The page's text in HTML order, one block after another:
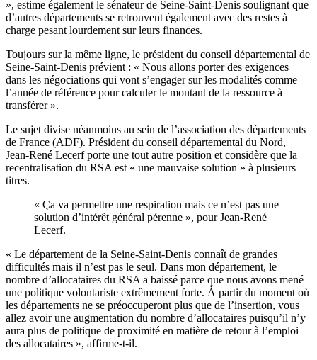
», estime également le sénateur de Seine-Saint-Denis soulignant que
d’autres départements se retrouvent également avec des restes à
charge pesant lourdement sur leurs finances.
Toujours sur la même ligne, le président du conseil départemental de
Seine-Saint-Denis prévient : « Nous allons porter des exigences
dans les négociations qui vont s’engager sur les modalités comme
l’année de référence pour calculer le montant de la ressource à
transférer ».
Le sujet divise néanmoins au sein de l’association des départements
de France (ADF). Président du conseil départemental du Nord,
Jean-René Lecerf porte une tout autre position et considère que la
recentralisation du RSA est « une mauvaise solution » à plusieurs
titres.
« Ça va permettre une respiration mais ce n’est pas une
solution d’intérêt général pérenne », pour Jean-René
Lecerf.
« Le département de la Seine-Saint-Denis connaît de grandes
difficultés mais il n’est pas le seul. Dans mon département, le
nombre d’allocataires du RSA a baissé parce que nous avons mené
une politique volontariste extrêmement forte. À partir du moment où
les départements ne se préoccuperont plus que de l’insertion, vous
allez avoir une augmentation du nombre d’allocataires puisqu’il n’y
aura plus de politique de proximité en matière de retour à l’emploi
des allocataires », affirme-t-il.